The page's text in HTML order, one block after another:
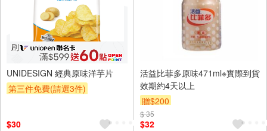
UNIDESIGN 經典原味洋芋片
第三件免費(請選3件)
$30
活益比菲多原味471ml※實際到貨
效期約4天以上
贈$200
$ 35
$32